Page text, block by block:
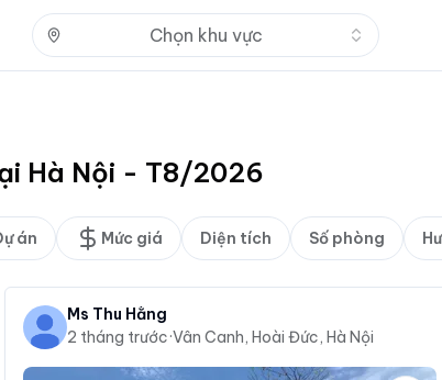
Chọn khu vực Nhấn
Hà Nội - T8/2026
án Mức giá Diện tích Số phòng
Ms Thu Hằng
2 tháng trước·Vân Canh, Hoài Đức, Hà Nội